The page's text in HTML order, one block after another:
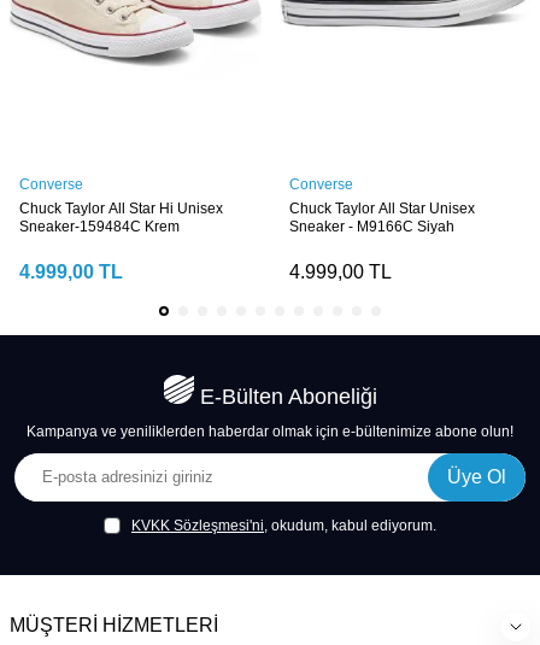
Converse
Chuck Taylor All Star Hi Unisex
Sneaker-159484C Krem
4.999,00 TL
Converse
Chuck Taylor All Star Unisex
Sneaker - M9166C Siyah
4.999,00TL
E-Bülten Aboneliği
Kampanya ve yeniliklerden haberdar olmak için e-bültenimize abone olun!
Üye Ol
KVKK Sözleşmesi'ni , okudum, kabul ediyorum.
MÜŞTERI HIZMETLERI